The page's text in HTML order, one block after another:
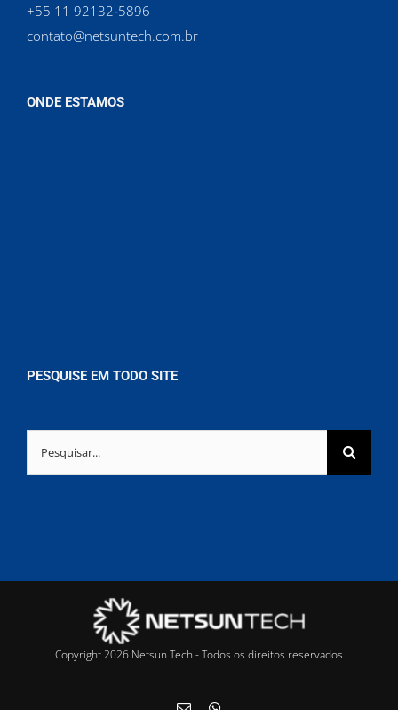
‪+55 11 92132‑5896‬
contato@netsuntech.com.br
ONDE ESTAMOS
PESQUISE EM TODO SITE
Copyright 2026 Netsun Tech - Todos os direitos reservados
E-